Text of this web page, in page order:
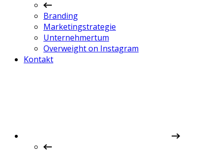
Branding
Marketingstrategie
Unternehmertum
Overweight on Instagram
Kontakt